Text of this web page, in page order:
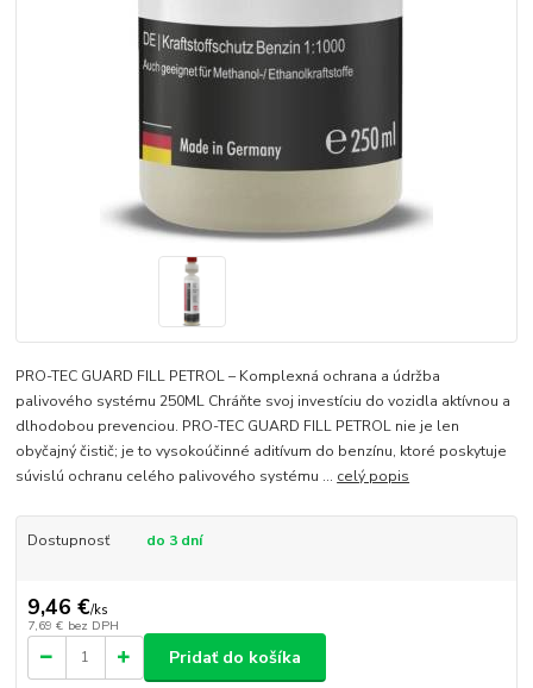
PRO-TEC GUARD FILL PETROL – Komplexná ochrana a údržba
palivového systému 250ML Chráňte svoj investíciu do vozidla aktívnou a
dlhodobou prevenciou. PRO-TEC GUARD FILL PETROL nie je len
obyčajný čistič; je to vysokoúčinné aditívum do benzínu, ktoré poskytuje
súvislú ochranu celého palivového systému ... celý popis
Dostupnosť do 3 dní
9,46 €/ks
7,69 € bez DPH
Pridať do košíka